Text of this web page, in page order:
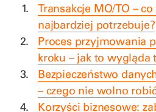
Transakcje MO/TO –
najbardziej potrzebuje?
Proces przyjmowania
kroku – jak to wygląda
Bezpieczeństwo
– czego nie wolno
Korzyści biznesowe: